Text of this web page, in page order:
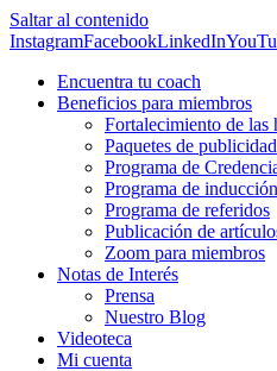
Saltar al contenido
InstagramFacebookLinkedIn
Encuentra tu coach
Beneficios para miembros
Fortalecimiento de las
Paquetes de
Programa de
Programa de inducción
Programa de referidos
Publicación de
Zoom para miembros
Notas de Interés
Prensa
Nuestro Blog
Videoteca
Mi cuenta